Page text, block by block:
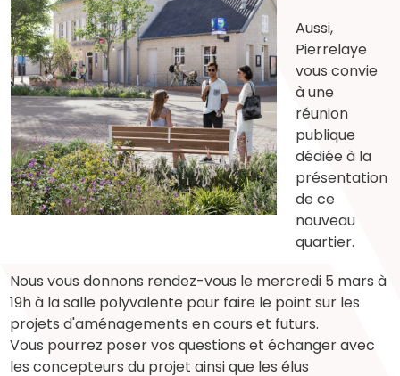
Aussi,
Pierrelaye
vous convie
à une
réunion
publique
dédiée à la
présentation
de ce
nouveau
quartier.
Nous vous donnons rendez-vous le mercredi 5 mars à
19h à la salle polyvalente pour faire le point sur les
projets d'aménagements en cours et futurs.
Vous pourrez poser vos questions et échanger avec
les concepteurs du projet ainsi que les élus